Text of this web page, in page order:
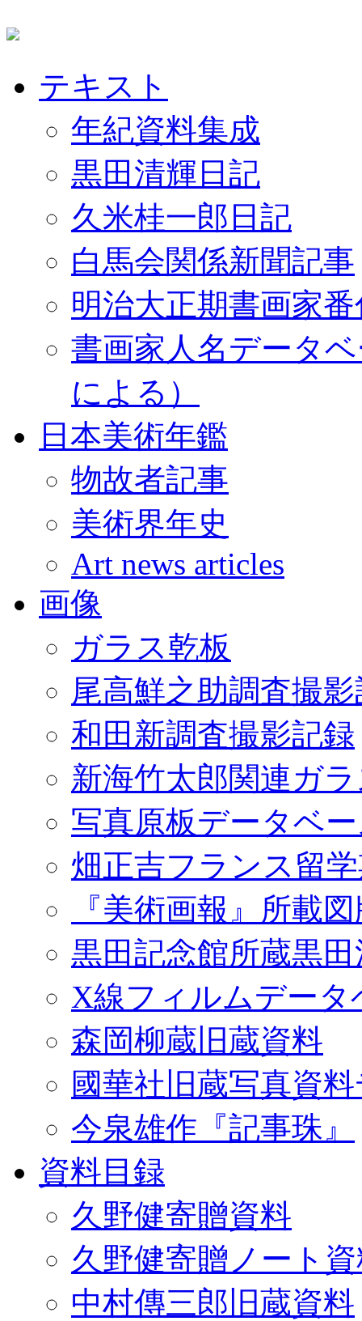
テキスト
年紀資料集成
黒田清輝日記
久米桂一郎日記
白馬会関係新聞記事
明治大正期書画家
書画家人名データ
による）
日本美術年鑑
物故者記事
美術界年史
Art news articles
画像
ガラス乾板
尾高鮮之助調査撮
和田新調査撮影記録
新海竹太郎関連ガ
写真原板データベ
畑正吉フランス留
『美術画報』所載
黒田記念館所蔵黒
X線フィルムデータ
森岡柳蔵旧蔵資料
國華社旧蔵写真資
今泉雄作『記事珠』
資料目録
久野健寄贈資料
久野健寄贈ノート
中村傳三郎旧蔵資料